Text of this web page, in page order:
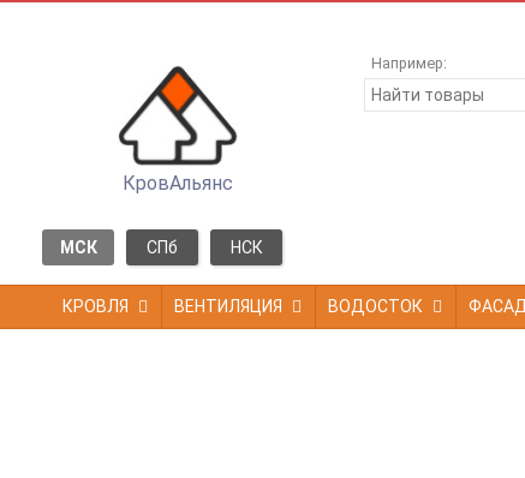
КровАльянс
МСК СПб НСК
Например:
КРОВЛЯ ВЕНТИЛЯЦИЯ ВОДОСТОК ФАСАД